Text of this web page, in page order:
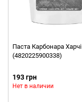
Паста Карбонара Харчі
(4820225900338)
193 грн
Нет в наличии